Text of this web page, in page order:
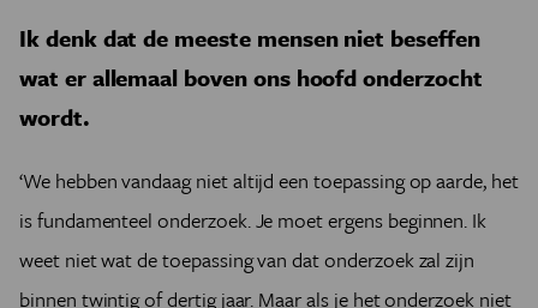
Ik denk dat de meeste mensen niet beseffen
wat er allemaal boven ons hoofd onderzocht
wordt.
‘We hebben vandaag niet altijd een toepassing op aarde, het
is fundamenteel onderzoek. Je moet ergens beginnen. Ik
weet niet wat de toepassing van dat onderzoek zal zijn
binnen twintig of dertig jaar. Maar als je het onderzoek niet